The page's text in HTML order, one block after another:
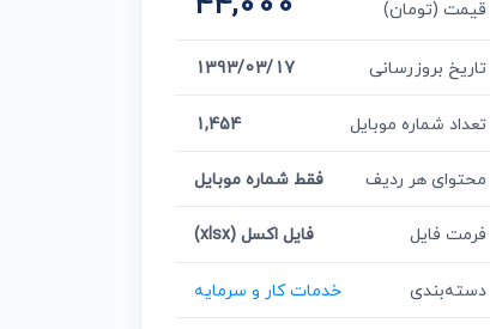
قیمت (تومان)
تاریخ بروزرسانی
1393/03/17
تعداد شماره موبایل
1,454
محتوای هر ردیف
فقط شماره موبایل
فرمت فایل
فایل اکسل (xlsx)
دسته‌بندی
خدمات کار و سرمایه